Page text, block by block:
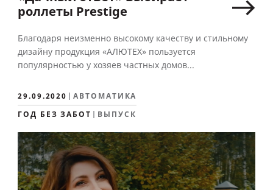
роллеты Prestige
Благодаря неизменно высокому качеству и стильному
дизайну продукция «АЛЮТЕХ» пользуется
популярностью у хозяев частных домов...
29.09.2020
АВТОМАТИКА
ГОД БЕЗ ЗАБОТ
ВЫПУСК